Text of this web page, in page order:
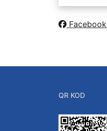
Facebook
QR KOD